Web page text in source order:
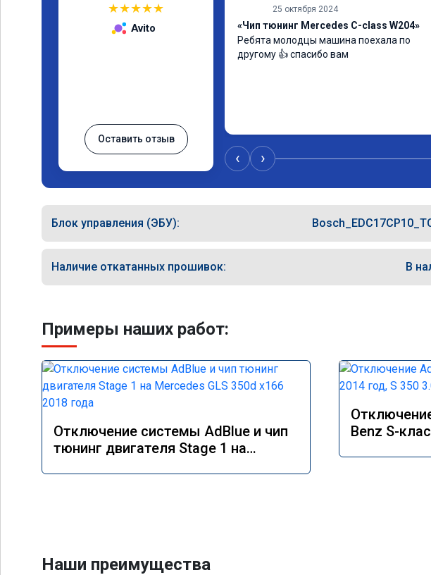
★★★★★
Avito
Оставить отзыв
25 октября 2024
«Чип тюнинг Mercedes C-class W204»
Ребята молодцы машина поехала по
другому 👍 спасибо вам
‹ ›
Блок управления (ЭБУ):
Наличие откатанных прошивок: В
Примеры наших работ:
Отключение системы AdBlue и чип
тюнинг двигателя Stage 1 на
Benz S-
Наши преимущества